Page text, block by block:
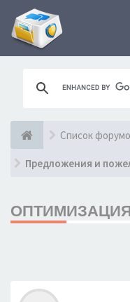
Список
Предложения и